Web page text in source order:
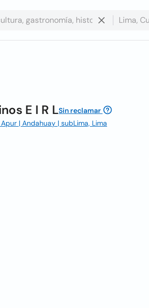
E I R LSin reclamar
| Andahuay | subLima, Lima